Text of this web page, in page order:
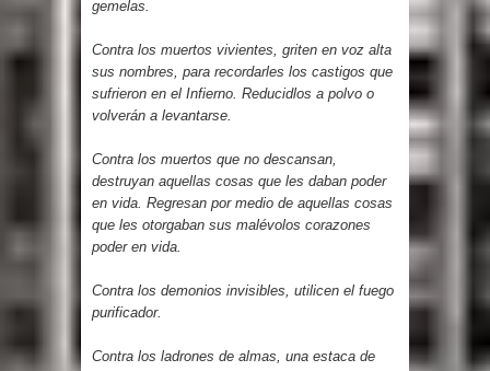
gemelas.
Contra los muertos vivientes, griten en voz alta
sus nombres, para recordarles los castigos que
sufrieron en el Infierno. Reducidlos a polvo o
volverán a levantarse.
Contra los muertos que no descansan,
destruyan aquellas cosas que les daban poder
en vida. Regresan por medio de aquellas cosas
que les otorgaban sus malévolos corazones
poder en vida.
Contra los demonios invisibles, utilicen el fuego
purificador.
Contra los ladrones de almas, una estaca de